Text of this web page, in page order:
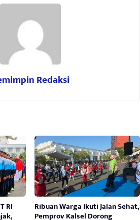
Redaksi
RI Ribuan Warga Ikuti Jalan Sehat,
Pemprov Kalsel Dorong